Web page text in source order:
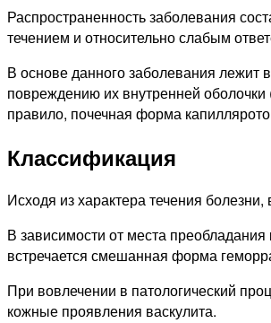
Распространенность заболевания
течением и относительно слабым
В основе данного заболевания лежит
повреждению их внутренней
правило, почечная форма
Классификация
Исходя из характера течения
В зависимости от места
встречается смешанная форма
При вовлечении в патологический
кожные проявления васкулита.